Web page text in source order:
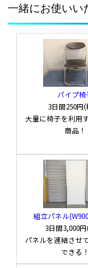
備考
一緒にお使いい
パイプ椅
3日間250円
大量に椅子を利用
商品！
組立パネル
3日間3,000
パネルを連結させ
できる！